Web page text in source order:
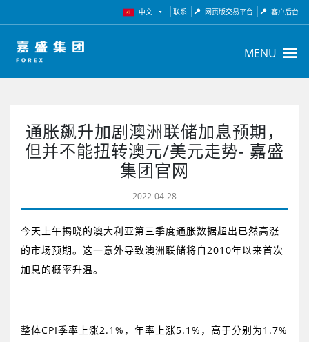
中文 联系 网页版交易平台 客户后台
MENU
通胀飙升加剧澳洲联储加息预期，
但并不能扭转澳元/美元走势- 嘉盛
集团官网
2022-04-28
今天上午揭晓的澳大利亚第三季度通胀数据超出已然高涨
的市场预期。这一意外导致澳洲联储将自2010年以来首次
加息的概率升温。
整体CPI季率上涨2.1% ，年率上涨5.1% ，高于分别为1.7%